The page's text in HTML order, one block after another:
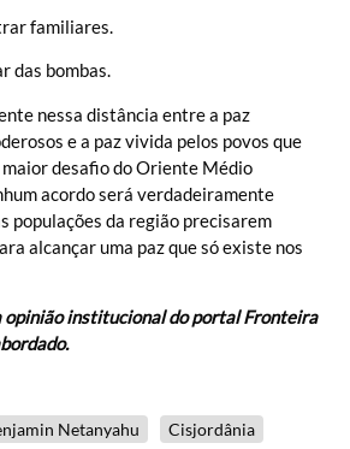
familiares.
das bombas.
nessa distância entre a paz
e a paz vivida pelos povos que
desafio do Oriente Médio
acordo será verdadeiramente
populações da região precisarem
alcançar uma paz que só existe nos
institucional do portal Fronteira
Netanyahu
Cisjordânia